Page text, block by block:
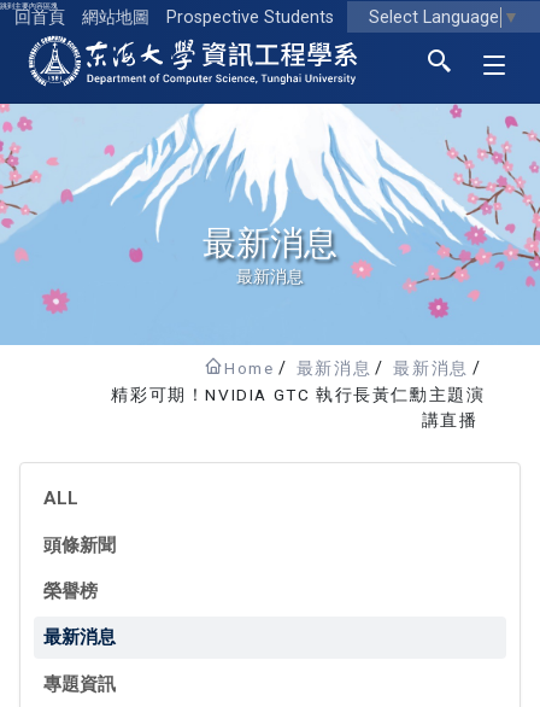
跳到主要內容區塊
回首頁 網站地圖 Prospective Students Select Language ▼
東海大學logo
最新消息
最新消息
Home 最新消息
最新消息
精彩可期！NVIDIA GTC 執行長黃仁勳主題演
講直播
ALL
頭條新聞
榮譽榜
最新消息
專題資訊